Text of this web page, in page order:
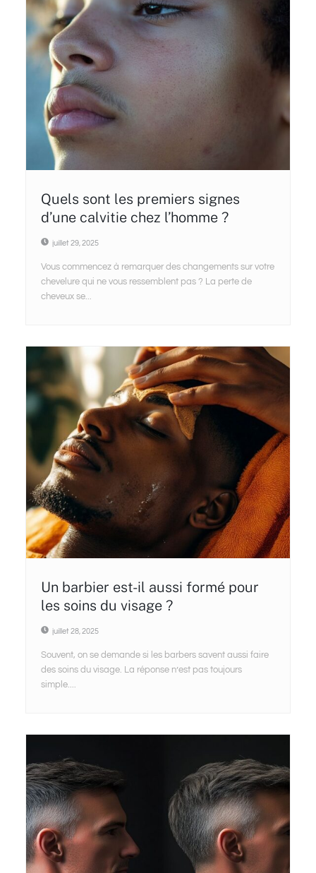
Quels sont les premiers signes
d’une calvitie chez l’homme ?
juillet 29, 2025
Vous commencez à remarquer des changements sur votre
chevelure qui ne vous ressemblent pas ? La perte de
cheveux se...
Un barbier est-il aussi formé pour
les soins du visage ?
juillet 28, 2025
Souvent, on se demande si les barbers savent aussi faire
des soins du visage. La réponse n’est pas toujours
simple....